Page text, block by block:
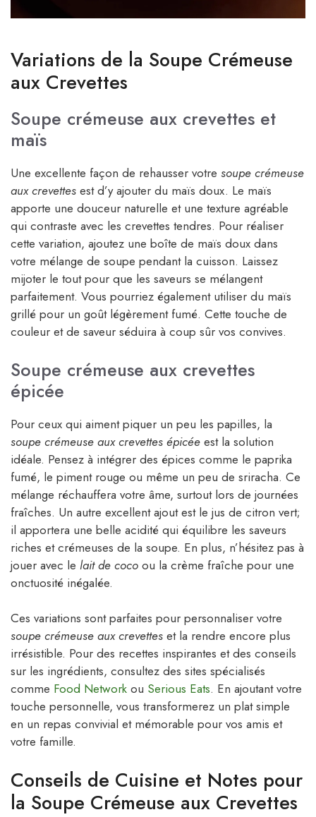
Variations de la Soupe Crémeuse
aux Crevettes
Soupe crémeuse aux crevettes et
maïs
Une excellente façon de rehausser votre soupe crémeuse
aux crevettes est d’y ajouter du maïs doux. Le maïs
apporte une douceur naturelle et une texture agréable
qui contraste avec les crevettes tendres. Pour réaliser
cette variation, ajoutez une boîte de maïs doux dans
votre mélange de soupe pendant la cuisson. Laissez
mijoter le tout pour que les saveurs se mélangent
parfaitement. Vous pourriez également utiliser du maïs
grillé pour un goût légèrement fumé. Cette touche de
couleur et de saveur séduira à coup sûr vos convives.
Soupe crémeuse aux crevettes
épicée
Pour ceux qui aiment piquer un peu les papilles, la
soupe crémeuse aux crevettes épicée est la solution
idéale. Pensez à intégrer des épices comme le paprika
fumé, le piment rouge ou même un peu de sriracha. Ce
mélange réchauffera votre âme, surtout lors de journées
fraîches. Un autre excellent ajout est le jus de citron vert;
il apportera une belle acidité qui équilibre les saveurs
riches et crémeuses de la soupe. En plus, n’hésitez pas à
jouer avec le lait de coco ou la crème fraîche pour une
onctuosité inégalée.
Ces variations sont parfaites pour personnaliser votre
soupe crémeuse aux crevettes et la rendre encore plus
irrésistible. Pour des recettes inspirantes et des conseils
sur les ingrédients, consultez des sites spécialisés
comme Food Network ou Serious Eats. En ajoutant votre
touche personnelle, vous transformerez un plat simple
en un repas convivial et mémorable pour vos amis et
votre famille.
Conseils de Cuisine et Notes pour
la Soupe Crémeuse aux Crevettes